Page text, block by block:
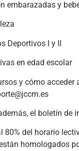
embarazadas y
Deportivos I y II
en edad escolar
y cómo acceder
el boletín
del horario
homologados